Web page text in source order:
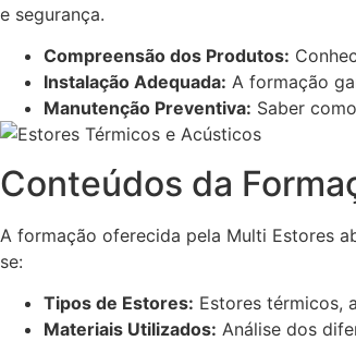
e segurança.
Compreensão dos Produtos:
Instalação Adequada: A formação
Manutenção Preventiva: Saber
Conteúdos da
A formação oferecida pela Multi Estores
se:
Tipos de Estores: Estores térmicos,
Materiais Utilizados: Análise dos